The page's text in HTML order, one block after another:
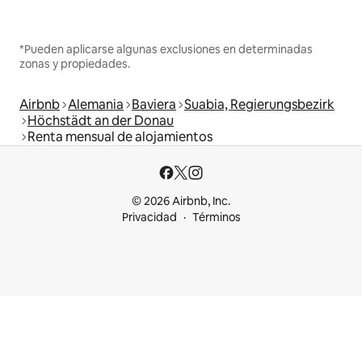
*Pueden aplicarse algunas exclusiones en determinadas
zonas y propiedades.
Airbnb Alemania Baviera Suabia, Regierungsbezirk
Höchstädt an der Donau
Renta mensual de alojamientos
© 2026 Airbnb, Inc.
Privacidad
Términos